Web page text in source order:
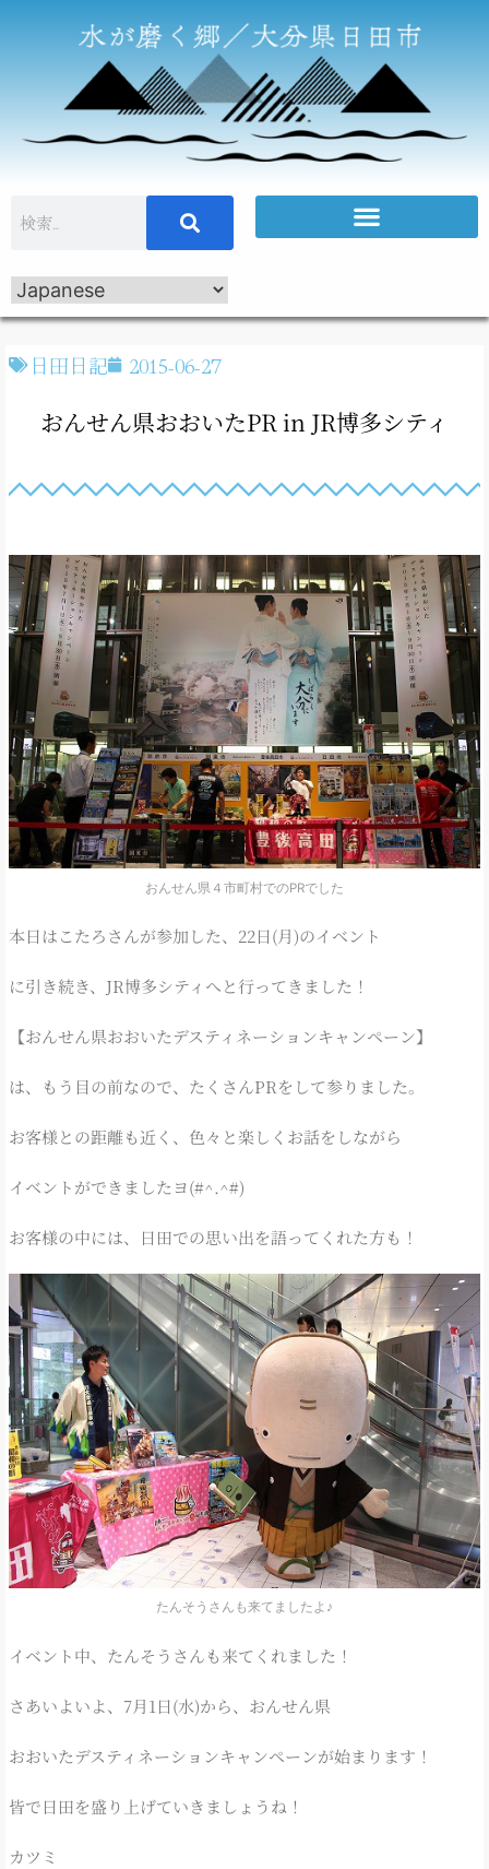
日田日記 2015-06-27
おんせん県おおいたPR in JR博多シティ
おんせん県４市町村でのPRでした
本日はこたろさんが参加した、22日(月)のイベント
に引き続き、JR博多シティへと行ってきました！
【おんせん県おおいたデスティネーションキャンペーン】
は、もう目の前なので、たくさんPRをして参りました。
お客様との距離も近く、色々と楽しくお話をしながら
イベントができましたヨ(#^.^#)
お客様の中には、日田での思い出を語ってくれた方も！
たんそうさんも来てましたよ♪
イベント中、たんそうさんも来てくれました！
さあいよいよ、7月1日(水)から、おんせん県
おおいたデスティネーションキャンペーンが始まります！
皆で日田を盛り上げていきましょうね！
カツミ